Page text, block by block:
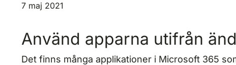
7 maj 2021
Använd apparna utifrån
Det finns många applikationer i Microsoft 365